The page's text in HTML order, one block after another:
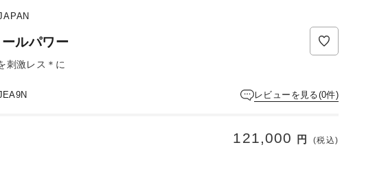
ルパワー
刺激レス＊に
レビューを見る(0件)
121,000 円 (税込)